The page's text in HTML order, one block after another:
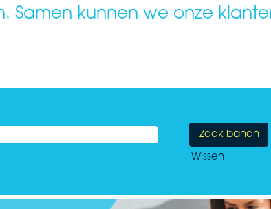
Samen kunnen we onze
Wissen